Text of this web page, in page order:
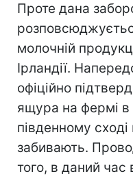
Проте дана
молочній
Ірландії.
офіційно
ящура на фермі в
південному
забивають.
того, в даний